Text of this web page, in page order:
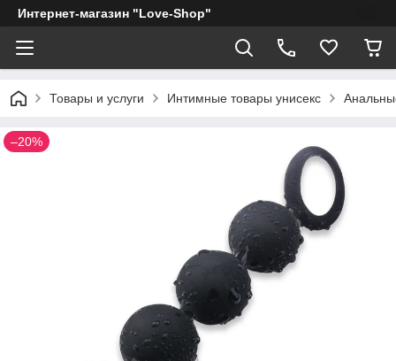
Интернет-магазин "Love-Shop"
Товары и услуги Интимные товары унисекс
–20%